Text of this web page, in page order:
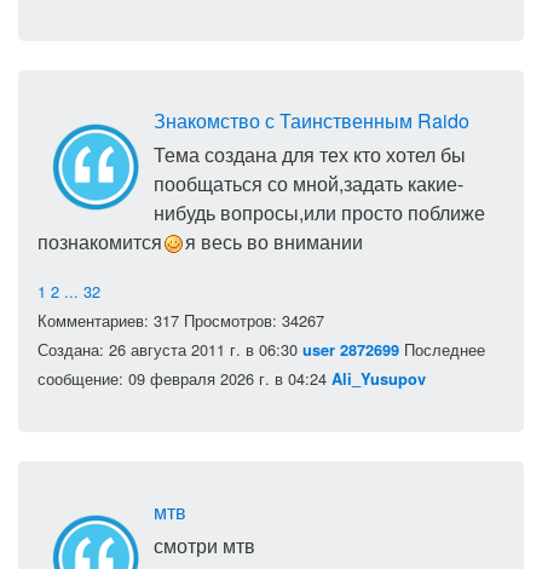
Знакомство с Таинственным Raido
Тема создана для тех кто хотел бы
пообщаться со мной,задать какие-
нибудь вопросы,или просто поближе
познакомится
я весь во внимании
1 2 ... 32
Комментариев: 317 Просмотров: 34267
Создана: 26 августа 2011 г. в 06:30 user 2872699 Последнее
сообщение: 09 февраля 2026 г. в 04:24 Ali_Yusupov
мтв
смотри мтв